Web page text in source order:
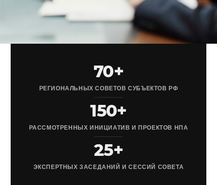
70+
РЕГИОНАЛЬНЫХ СОВЕТОВ СУБЪЕКТОВ РФ
150+
РАССМОТРЕННЫХ ИНИЦИАТИВ И ПРОЕКТОВ НПА
25+
ЭКСПЕРТНЫХ ЗАСЕДАНИЙ И СЕССИЙ СОВЕТА